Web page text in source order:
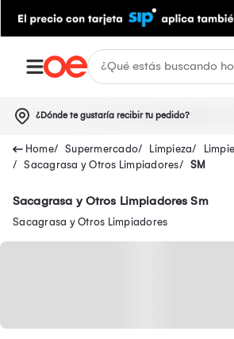
¿Dónde te gustaría recibir tu pedido?
Supermercado Limpieza
Sacagrasa y Otros Limpiadores
SM
Sacagrasa y Otros Limpiadores Sm
Sacagrasa y Otros Limpiadores